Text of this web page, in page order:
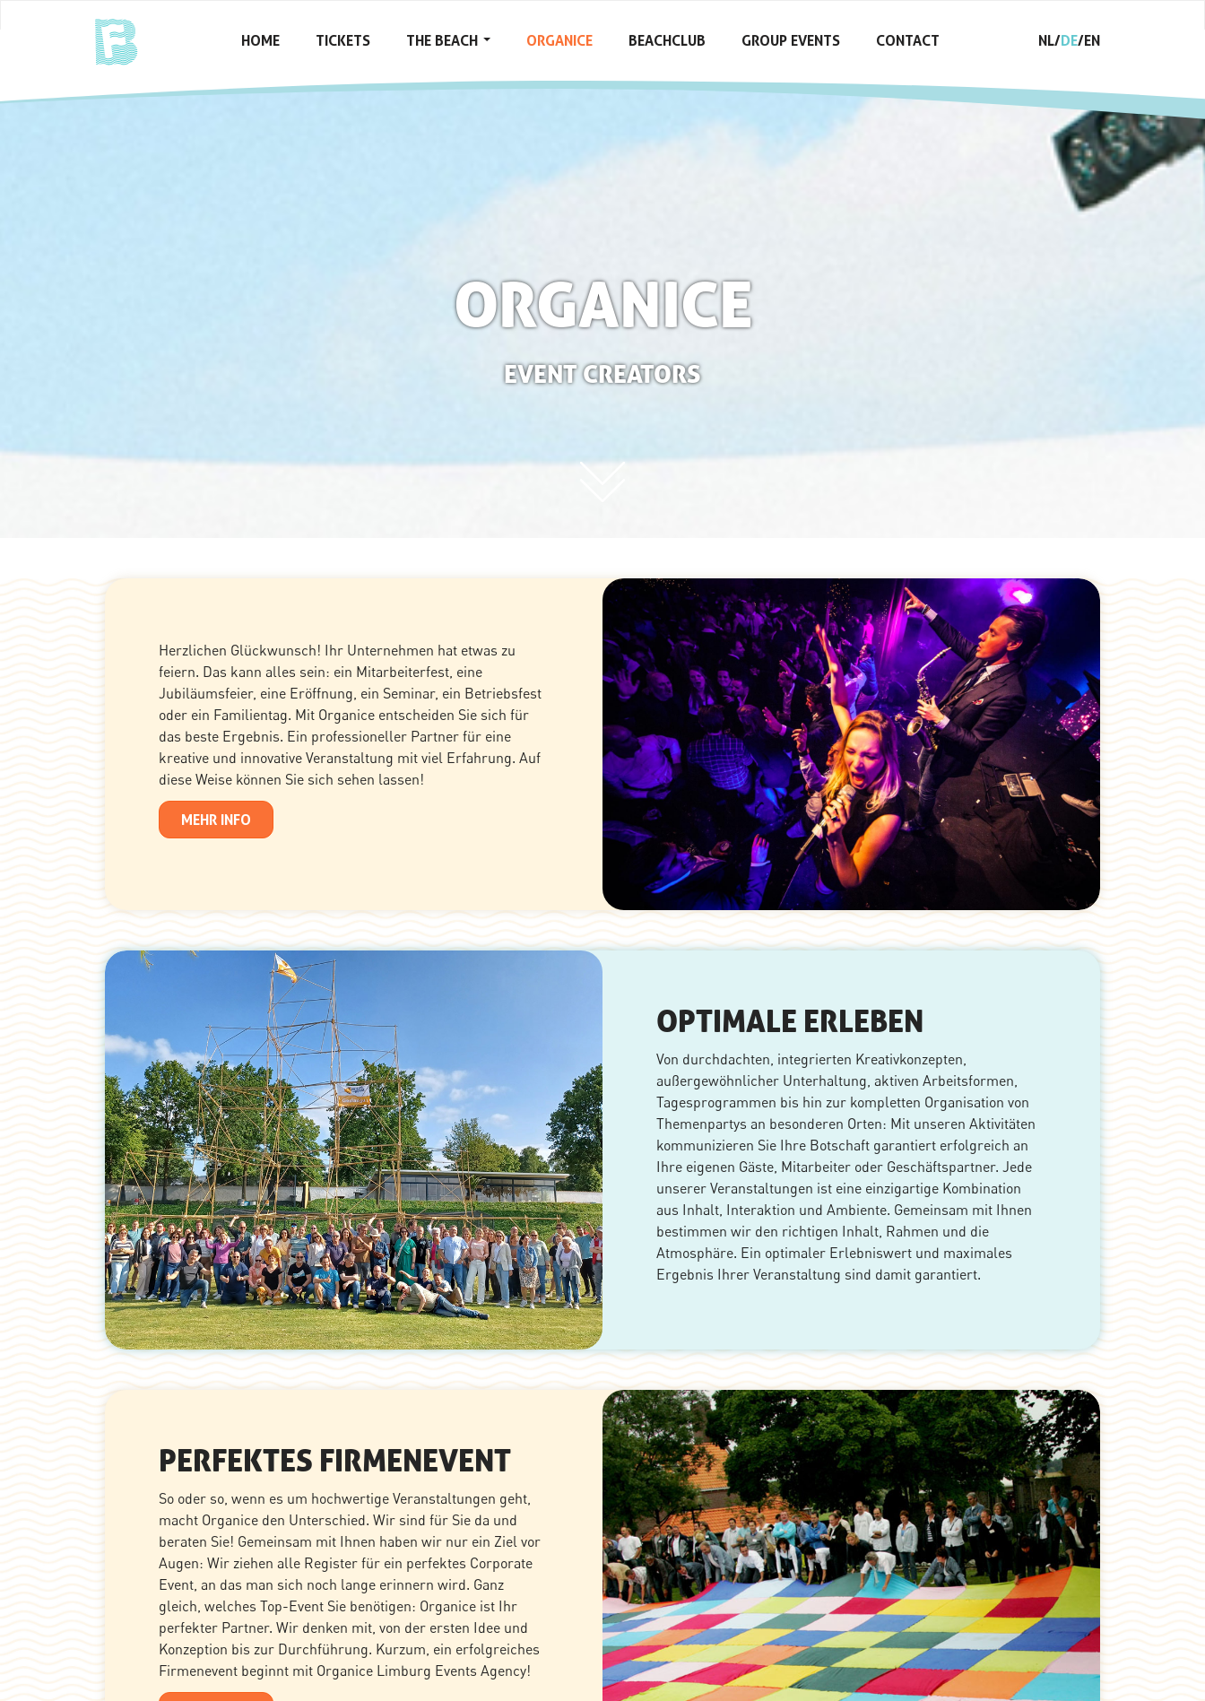
HOME TICKETS THE BEACH ORGANICE BEACHCLUB GROUP EVENTS CONTACT NL DE EN
ORGANICE
EVENT CREATORS
Herzlichen Glückwunsch! Ihr Unternehmen hat etwas zu
feiern. Das kann alles sein: ein Mitarbeiterfest, eine
Jubiläumsfeier, eine Eröffnung, ein Seminar, ein Betriebsfest
oder ein Familientag. Mit Organice entscheiden Sie sich für
das beste Ergebnis. Ein professioneller Partner für eine
kreative und innovative Veranstaltung mit viel Erfahrung. Auf
diese Weise können Sie sich sehen lassen!
MEHR INFO
OPTIMALE ERLEBEN
Von durchdachten, integrierten Kreativkonzepten,
außergewöhnlicher Unterhaltung, aktiven Arbeitsformen,
Tagesprogrammen bis hin zur kompletten Organisation von
Themenpartys an besonderen Orten: Mit unseren Aktivitäten
kommunizieren Sie Ihre Botschaft garantiert erfolgreich an
Ihre eigenen Gäste, Mitarbeiter oder Geschäftspartner. Jede
unserer Veranstaltungen ist eine einzigartige Kombination
aus Inhalt, Interaktion und Ambiente. Gemeinsam mit Ihnen
bestimmen wir den richtigen Inhalt, Rahmen und die
Atmosphäre. Ein optimaler Erlebniswert und maximales
Ergebnis Ihrer Veranstaltung sind damit garantiert.
PERFEKTES FIRMENEVENT
So oder so, wenn es um hochwertige Veranstaltungen geht,
macht Organice den Unterschied. Wir sind für Sie da und
beraten Sie! Gemeinsam mit Ihnen haben wir nur ein Ziel vor
Augen: Wir ziehen alle Register für ein perfektes Corporate
Event, an das man sich noch lange erinnern wird. Ganz
gleich, welches Top-Event Sie benötigen: Organice ist Ihr
perfekter Partner. Wir denken mit, von der ersten Idee und
Konzeption bis zur Durchführung. Kurzum, ein erfolgreiches
Firmenevent beginnt mit Organice Limburg Events Agency!